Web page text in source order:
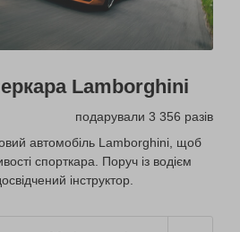
Lamborghini
подарували 3 356 разів
автомобіль Lamborghini, щоб
спорткара. Поруч із водієм
інструктор.